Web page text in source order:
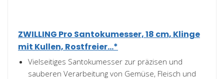
ZWILLING Pro Santokumesser, 18 cm, Klinge
mit Kullen, Rostfreier...*
Vielseitiges Santokumesser zur präzisen und
sauberen Verarbeitung von Gemüse, Fleisch und